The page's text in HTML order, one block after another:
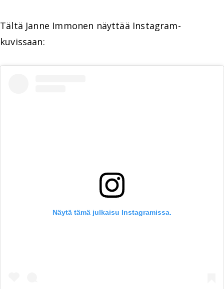
Tältä Janne Immonen näyttää Instagram-
kuvissaan:
Näytä tämä julkaisu Instagramissa.